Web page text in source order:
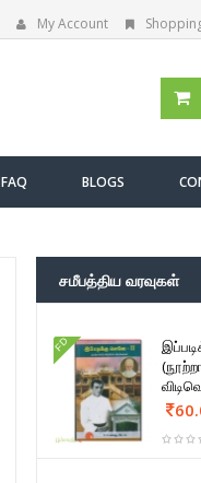
My Account
FAQ BLOGS
சமீபத்திய வரவுகள்
FD